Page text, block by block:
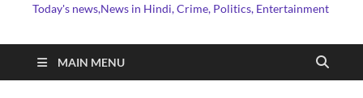
Today's news,News in Hindi, Crime, Politics, Entertainment
MAIN MENU